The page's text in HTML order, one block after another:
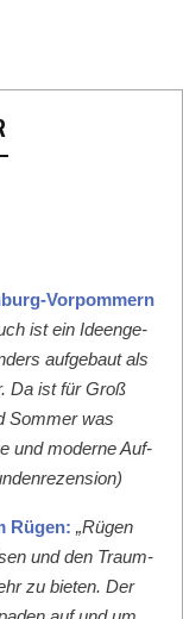
Vor­pom­mern
ist ein Ideenge­
aufge­baut als
Da ist für Groß
Som­mer was
und mod­erne Auf­
Rügen: „Rügen
und den Traum­
zu bieten. Der